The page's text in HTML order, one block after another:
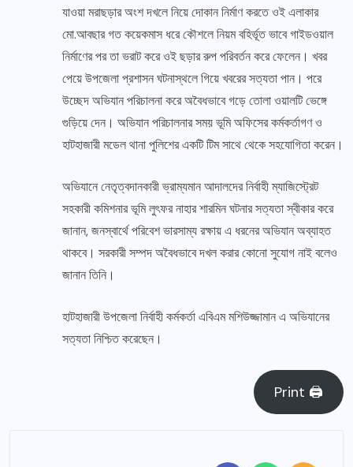
যাওয়া মরাছড়ার অংশ দখলে নিয়ে দোকান নির্মাণ করতে ওই এলাকার
মো.আবছার গত কয়েকমাস ধরে কৌশলে নিয়ম বহির্ভূত ভাবে গাইডওয়াল
নির্মাণের পর তা ভরাট করে ওই ছড়ার রুপ পরিবর্তন করে ফেলেন। খবর
পেয়ে উপজেলা প্রশাসন ঘটনাস্থলে গিয়ে খবরের সত্যতা পান। পরে
উচ্ছেদ অভিযান পরিচালনা করে অবৈধভাবে গড়ে তোলা ওয়ালটি ভেঙ্গে
গুড়িয়ে দেন। অভিযান পরিচালনার সময় ভূমি অফিসের কর্মকর্তাগণ ও
হাটহাজারী মডেল থানা পুলিশের একটি টিম সাথে থেকে সহযোগিতা করেন।
অভিযানে নেতৃত্বদানকারী ভ্রাম্যমান আদালদের নির্বাহী ম্যাজিস্ট্রেট
সহকারী কমিশনার ভূমি লুৎফর নাহার শারমিন ঘটনার সত্যতা স্বীকার করে
জানান, জনস্বার্থে পরিবেশ ভারসাম্য রক্ষায় এ ধরনের অভিযান অব্যাহত
থাকবে। সরকারী সম্পদ অবৈধভাবে দখল করার কোনো সুযোগ নাই বলেও
জানান তিনি।
হাটহাজারী উপজেলা নির্বাহী কর্মকর্তা এবিএম মশিউজ্জামান এ অভিযানের
সত্যতা নিশ্চিত করেছেন।
Print 🖨